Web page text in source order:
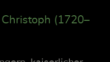
(1720–